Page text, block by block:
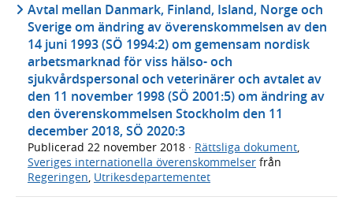
Avtal mellan Danmark, Finland, Island, Norge och
Sverige om ändring av överenskommelsen av den
14 juni 1993 (SÖ 1994:2) om gemensam nordisk
arbetsmarknad för viss hälso- och
sjukvårdspersonal och veterinärer och avtalet av
den 11 november 1998 (SÖ 2001:5) om ändring av
den överenskommelsen Stockholm den 11
december 2018, SÖ 2020:3
Publicerad 22 november 2018 · Rättsliga dokument,
Sveriges internationella överenskommelser från
Regeringen, Utrikesdepartementet